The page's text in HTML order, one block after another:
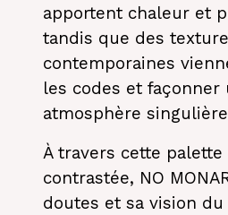
apportent chaleur et
tandis que des
contemporaines
les codes et façonner
atmosphère
À travers cette
contrastée, NO
doutes et sa vision